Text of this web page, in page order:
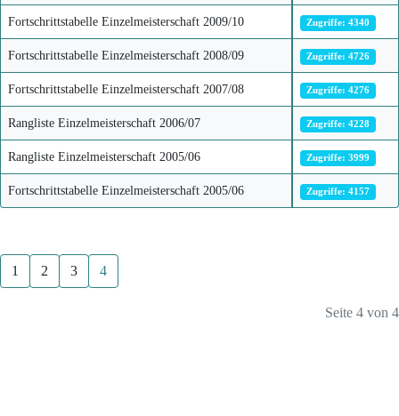
Fortschrittstabelle Einzelmeisterschaft 2009/10 Zugriffe: 4340
Fortschrittstabelle Einzelmeisterschaft 2008/09 Zugriffe: 4726
Fortschrittstabelle Einzelmeisterschaft 2007/08 Zugriffe: 4276
Rangliste Einzelmeisterschaft 2006/07 Zugriffe: 4228
Rangliste Einzelmeisterschaft 2005/06 Zugriffe: 3999
Fortschrittstabelle Einzelmeisterschaft 2005/06 Zugriffe: 4157
1 2 3 4
Seite 4 von 4